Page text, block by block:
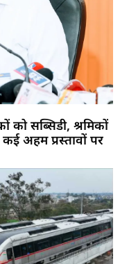
को सब्सिडी, श्रमिकों
अहम प्रस्तावों पर